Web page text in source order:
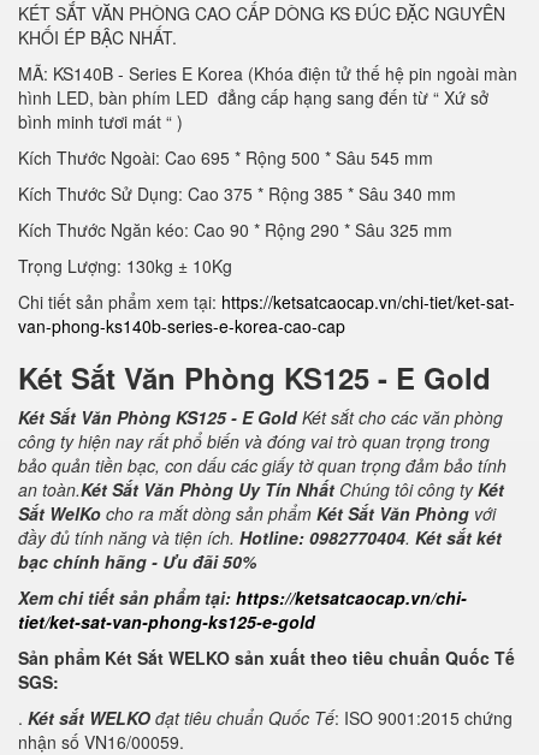
KÉT SẮT VĂN PHÒNG CAO CẤP DÒNG KS ĐÚC ĐẶC NGUYÊN
KHỐI ÉP BẬC NHẤT.
MÃ: KS140B - Series E Korea (Khóa điện tử thế hệ pin ngoài màn
hình LED, bàn phím LED đẳng cấp hạng sang đến từ “ Xứ sở
bình minh tươi mát “ )
Kích Thước Ngoài: Cao 695 * Rộng 500 * Sâu 545 mm
Kích Thước Sử Dụng: Cao 375 * Rộng 385 * Sâu 340 mm
Kích Thước Ngăn kéo: Cao 90 * Rộng 290 * Sâu 325 mm
Trọng Lượng: 130kg ± 10Kg
Chi tiết sản phẩm xem tại: https://ketsatcaocap.vn/chi-tiet/ket-sat-
van-phong-ks140b-series-e-korea-cao-cap
Két Sắt Văn Phòng KS125 - E Gold
Két Sắt Văn Phòng KS125 - E GoldKét sắt cho các văn phòng
công ty hiện nay rất phổ biến và đóng vai trò quan trọng trong
bảo quản tiền bạc, con dấu các giấy tờ quan trọng đảm bảo tính
an toàn.Két Sắt Văn Phòng Uy Tín Nhất Chúng tôi công tyKét
Sắt WelKo cho ra mắt dòng sản phẩm Két Sắt Văn Phòng với
đầy đủ tính năng và tiện ích. Hotline: 0982770404. Két sắt két
bạc chính hãng - Ưu đãi 50%
Xem chi tiết sản phẩm tại: https://ketsatcaocap.vn/chi-
tiet/ket-sat-van-phong-ks125-e-gold
Sản phẩm Két Sắt WELKO sản xuất theo tiêu chuẩn Quốc Tế
SGS:
. Két sắt WELKO đạt tiêu chuẩn Quốc Tế: ISO 9001:2015 chứng
nhận số VN16/00059.